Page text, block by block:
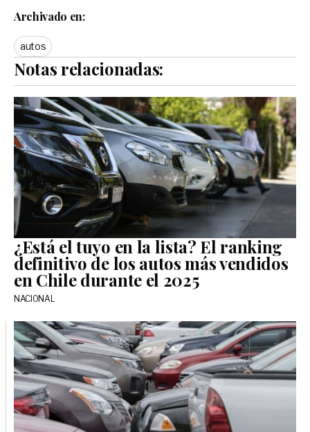
Archivado en:
autos
Notas relacionadas:
¿Está el tuyo en la lista? El ranking
definitivo de los autos más vendidos
en Chile durante el 2025
NACIONAL